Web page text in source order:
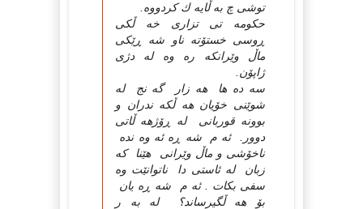
توشی چ به ڵایه ك كردووه.
حكومه تی تزاری خه ڵكی
ڕوسی خستۆته ناو شه ڕێكی
ماڵ وێرانكه ره وه له دژی
ژاپۆن.
سه ده ها هه زار گه نج له
شوێنی خۆیان هه ڵكه ندران و
بوونه قوربانی له ڕۆژهه ڵاتی
دوور. ئه م شه ڕه ئه وه نده
ناخۆشی و ماڵ وێرانی هێنا كه
زبان له ئاستی دا ناتوانێت وه
سفی بكات . ئه م شه ڕه یان
بۆ هه ڵگیرساند؟ له به ر